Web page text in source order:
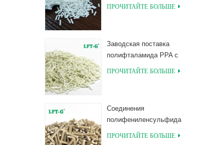
с длинными
ПРОЧИТАЙТЕ БОЛЬШЕ
Заводская поставка
полифталамида PPA с
длинными
ПРОЧИТАЙТЕ БОЛЬШЕ
Соединения
полифениленсульфида
PPS, армированные
ПРОЧИТАЙТЕ БОЛЬШЕ